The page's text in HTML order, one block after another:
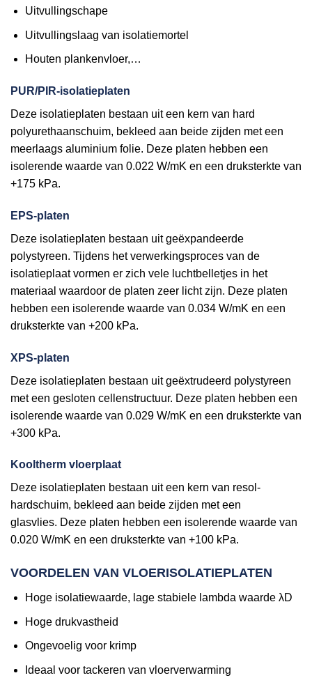
Uitvullingschape
Uitvullingslaag van isolatiemortel
Houten plankenvloer,…
PUR/PIR-isolatieplaten
Deze isolatieplaten bestaan uit een kern van hard
polyurethaanschuim, bekleed aan beide zijden met een
meerlaags aluminium folie. Deze platen hebben een
isolerende waarde van 0.022 W/mK en een druksterkte van
+175 kPa.
EPS-platen
Deze isolatieplaten bestaan uit geëxpandeerde
polystyreen. Tijdens het verwerkingsproces van de
isolatieplaat vormen er zich vele luchtbelletjes in het
materiaal waardoor de platen zeer licht zijn. Deze platen
hebben een isolerende waarde van 0.034 W/mK en een
druksterkte van +200 kPa.
XPS-platen
Deze isolatieplaten bestaan uit geëxtrudeerd polystyreen
met een gesloten cellenstructuur. Deze platen hebben een
isolerende waarde van 0.029 W/mK en een druksterkte van
+300 kPa.
Kooltherm vloerplaat
Deze isolatieplaten bestaan uit een kern van resol-
hardschuim, bekleed aan beide zijden met een
glasvlies. Deze platen hebben een isolerende waarde van
0.020 W/mK en een druksterkte van +100 kPa.
VOORDELEN VAN VLOERISOLATIEPLATEN
Hoge isolatiewaarde, lage stabiele lambda waarde λD
Hoge drukvastheid
Ongevoelig voor krimp
Ideaal voor tackeren van vloerverwarming